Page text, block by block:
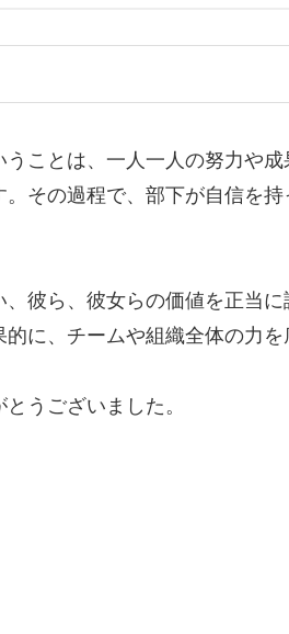
ことは、一人一人の努力や
その過程で、部下が自信を持
彼ら、彼女らの価値を正当
に、チームや組織全体の力
うございました。